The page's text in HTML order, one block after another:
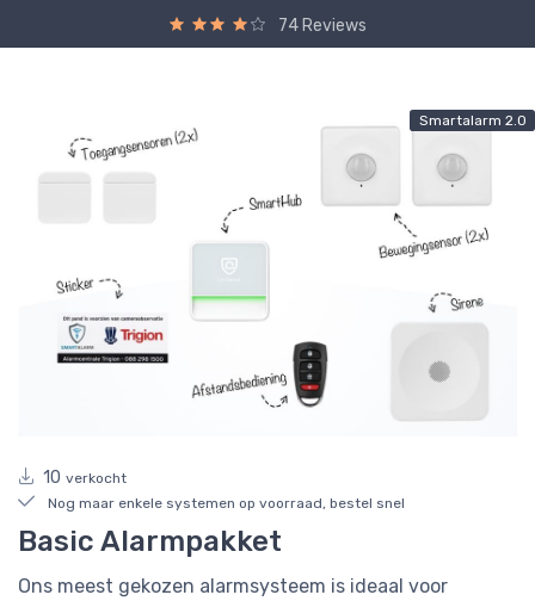
74 Reviews
Smartalarm 2.0
10 verkocht
Nog maar enkele systemen op voorraad, bestel snel
Basic Alarmpakket
Ons meest gekozen alarmsysteem is ideaal voor